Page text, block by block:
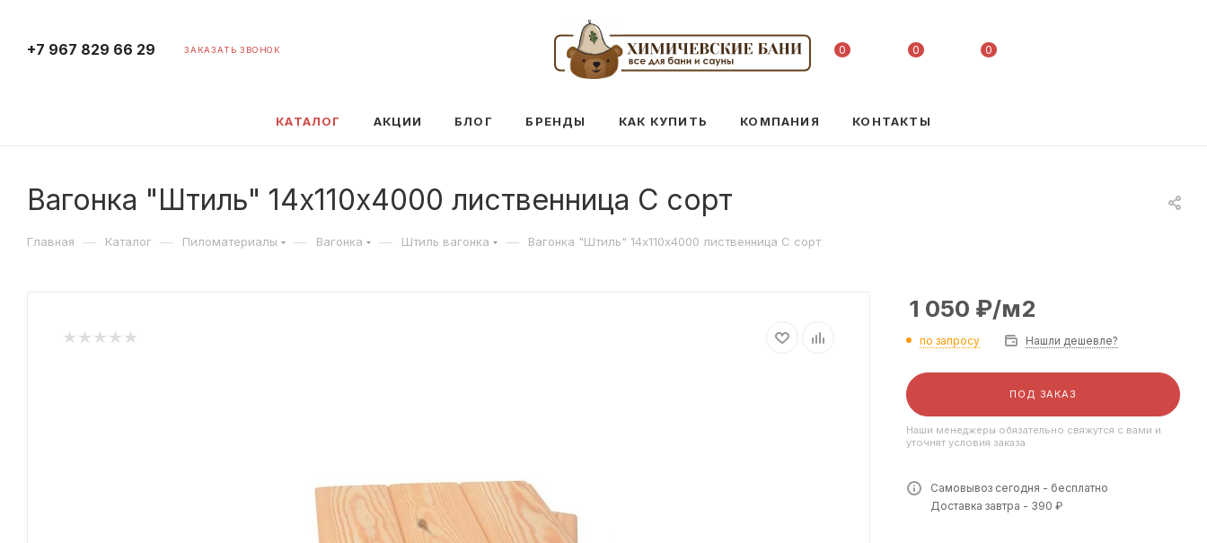
+7 967 829 66 29 ЗАКАЗАТЬ ЗВОНОК 0 0 0
КАТАЛОГ АКЦИИ БЛОГ БРЕНДЫ КАК КУПИТЬ КОМПАНИЯ КОНТАКТЫ
Вагонка "Штиль" 14х110х4000 лиственница С сорт
Главная — Каталог — Пиломатериалы — Вагонка — Штиль вагонка — Вагонка "Штиль" 14х110х4000 лиственница С сорт
1 050 ₽/м2
по запросу Нашли дешевле?
ПОД ЗАКАЗ
Наши менеджеры обязательно свяжутся с вами и
уточнят условия заказа
Самовывоз сегодня - бесплатно
Доставка завтра - 390 ₽